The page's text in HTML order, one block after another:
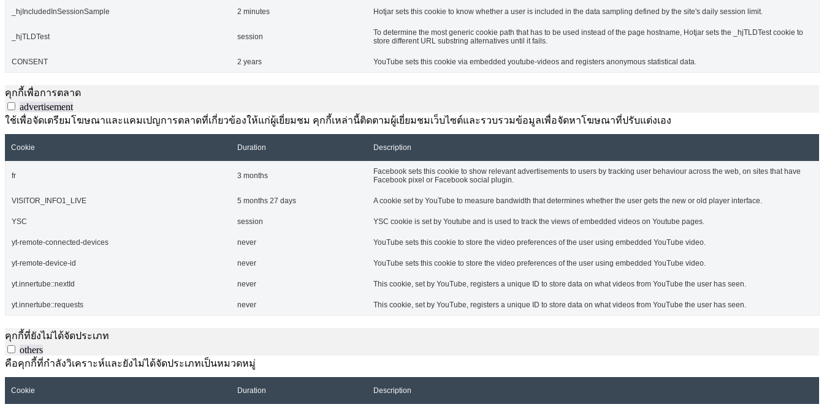
_hjIncludedInSessionSample 2 minutes Hotjar sets this cookie to know whether a user is included in the data sampling defined by the site's daily session limit.
_hjTLDTest session
To determine the most generic cookie path that has to be used instead of the page hostname, Hotjar sets the _hjTLDTest cookie to
store different URL substring alternatives until it fails.
CONSENT 2 years YouTube sets this cookie via embedded youtube-videos and registers anonymous statistical data.
คุกกี้เพื่อการตลาด
advertisement
ใช้เพื่อจัดเตรียมโฆษณาและแคมเปญการตลาดที่เกี่ยวข้องให้แก่ผู้เยี่ยมชม คุกกี้เหล่านี้ติดตามผู้เยี่ยมชมเว็บไซต์และรวบรวมข้อมูลเพื่อจัดหาโฆษณาที่ปรับแต่งเอง
Cookie Duration Description
fr 3 months
Facebook sets this cookie to show relevant advertisements to users by tracking user behaviour across the web, on sites that have
Facebook pixel or Facebook social plugin.
VISITOR_INFO1_LIVE 5 months 27 days A cookie set by YouTube to measure bandwidth that determines whether the user gets the new or old player interface.
YSC session YSC cookie is set by Youtube and is used to track the views of embedded videos on Youtube pages.
yt-remote-connected-devices never YouTube sets this cookie to store the video preferences of the user using embedded YouTube video.
yt-remote-device-id never YouTube sets this cookie to store the video preferences of the user using embedded YouTube video.
yt.innertube::nextId never This cookie, set by YouTube, registers a unique ID to store data on what videos from YouTube the user has seen.
yt.innertube::requests never This cookie, set by YouTube, registers a unique ID to store data on what videos from YouTube the user has seen.
คุกกี้ที่ยังไม่ได้จัดประเภท
others
คือคุกกี้ที่กำลังวิเคราะห์และยังไม่ได้จัดประเภทเป็นหมวดหมู่
Cookie Duration Description